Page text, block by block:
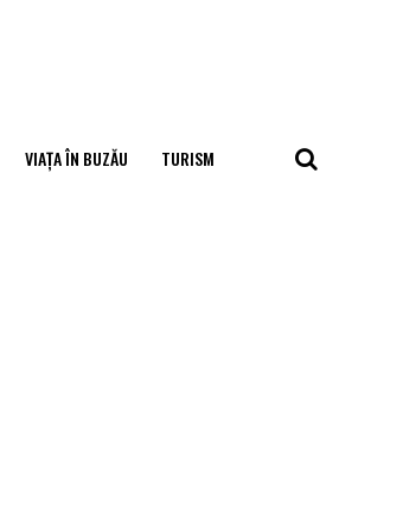
VIAȚA ÎN BUZĂU TURISM